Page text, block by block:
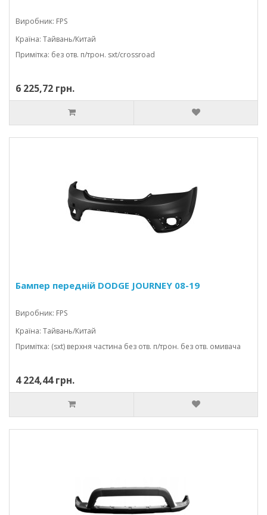
Виробник: FPS
Країна: Тайвань/Китай
Примітка: без отв. п/трон. sxt/crossroad
6 225,72 грн.
Бампер передній DODGE JOURNEY 08-19
Виробник: FPS
Країна: Тайвань/Китай
Примітка: (sxt) верхня частина без отв. п/трон. без отв. омивача
4 224,44 грн.